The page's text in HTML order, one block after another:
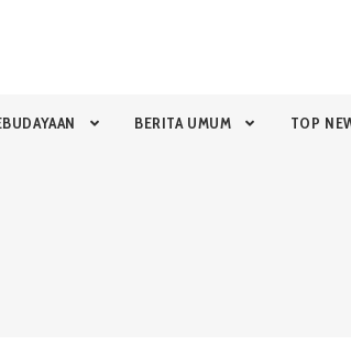
BERITA UMUM TOP